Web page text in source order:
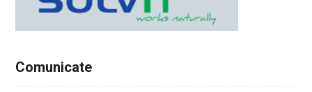
Comunicate